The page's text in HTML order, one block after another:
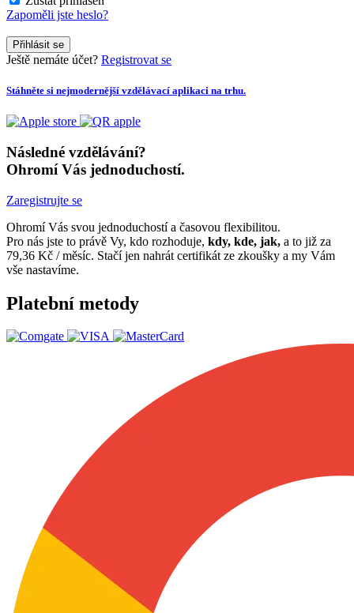
Zapoměli jste heslo?
Přihlásit se
Ještě nemáte účet? Registrovat se
Stáhněte si nejmodernější vzdělávací aplikaci na trhu.
Následné vzdělávání?
Ohromí Vás jednoduchostí.
Zaregistrujte se
Ohromí Vás svou jednoduchostí a časovou flexibilitou.
Pro nás jste to právě Vy, kdo rozhoduje, kdy, kde, jak, a to již za
79,36 Kč / měsíc. Stačí jen nahrát certifikát ze zkoušky a my Vám
vše nastavíme.
Platební metody